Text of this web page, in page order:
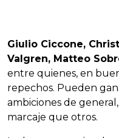
Giulio Ciccone,
Valgren, Matteo
entre quienes, en
repechos. Pueden
ambiciones de
marcaje que otros.